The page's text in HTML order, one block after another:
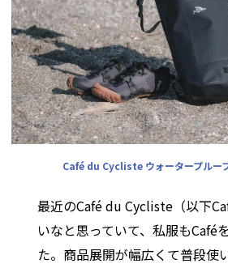
Café du Cycliste ウォータープルー
最近のCafé du Cycliste（以下
いなと思っていて、私服もCafé
た。商品展開が幅広くて普段使